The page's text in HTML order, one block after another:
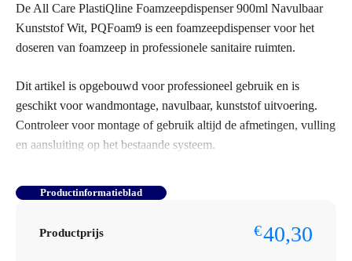
De All Care PlastiQline Foamzeepdispenser 900ml Navulbaar
Kunststof Wit, PQFoam9 is een foamzeepdispenser voor het
doseren van foamzeep in professionele sanitaire ruimten.
Dit artikel is opgebouwd voor professioneel gebruik en is
geschikt voor wandmontage, navulbaar, kunststof uitvoering.
Controleer voor montage of gebruik altijd de afmetingen, vulling
en aansluiting op het bestaande systeem.
Bestelt u dit artikel in grotere aantallen of voor meerdere
locaties? Neem dan contact op met Omnimar voor persoonlijk
aantallen, montage, voorraadbeheer en zakelijke prijsafspraken.
Productinformatieblad
Productprijs €40,30